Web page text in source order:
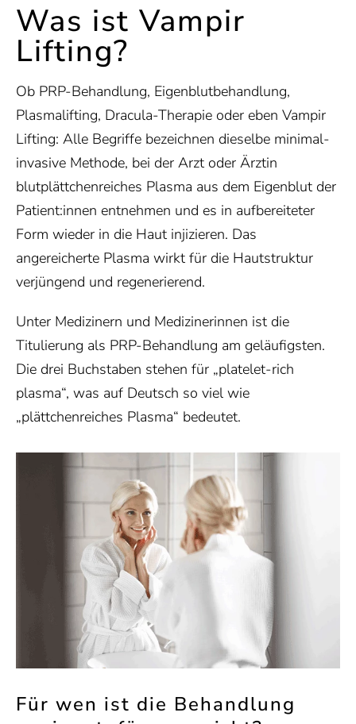
Was ist Vampir
Lifting?
Ob PRP-Behandlung, Eigenblutbehandlung,
Plasmalifting, Dracula-Therapie oder eben Vampir
Lifting: Alle Begriffe bezeichnen dieselbe minimal-
invasive Methode, bei der Arzt oder Ärztin
blutplättchenreiches Plasma aus dem Eigenblut der
Patient:innen entnehmen und es in aufbereiteter
Form wieder in die Haut injizieren. Das
angereicherte Plasma wirkt für die Hautstruktur
verjüngend und regenerierend.
Unter Medizinern und Medizinerinnen ist die
Titulierung als PRP-Behandlung am geläufigsten.
Die drei Buchstaben stehen für „platelet-rich
plasma“, was auf Deutsch so viel wie
„plättchenreiches Plasma“ bedeutet.
Für wen ist die Behandlung